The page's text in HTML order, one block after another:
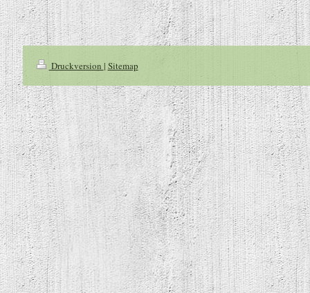
Druckversion | Sitemap